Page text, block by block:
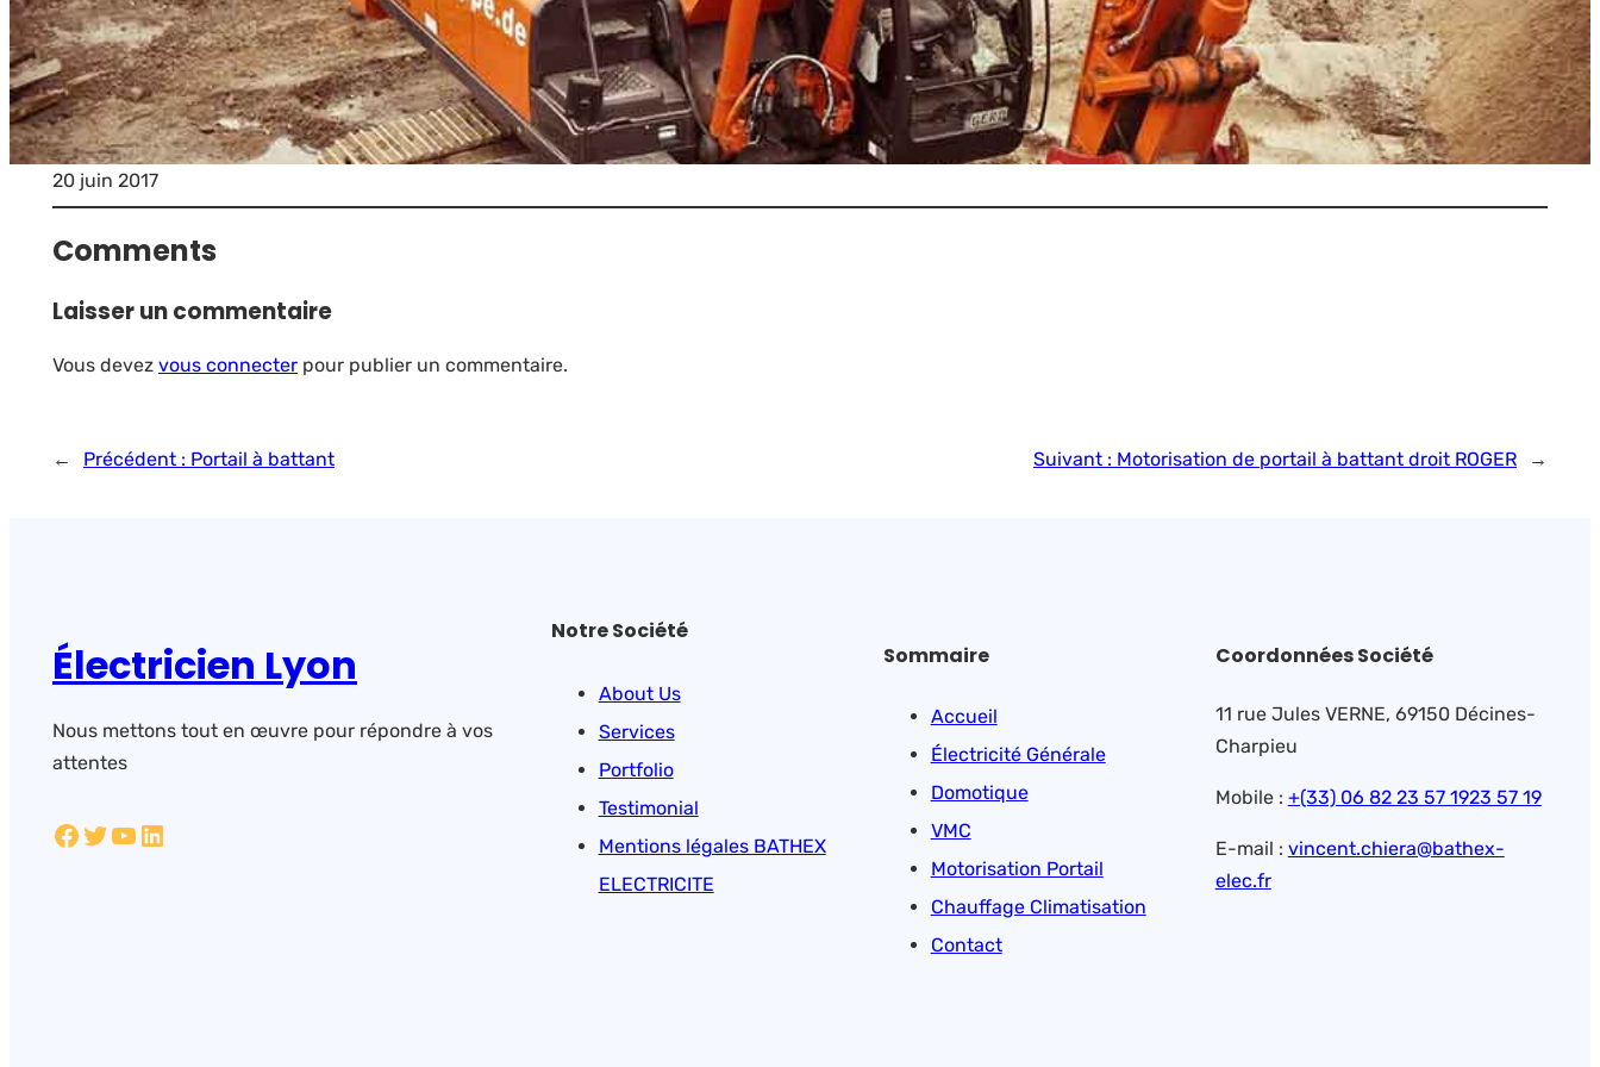
20 juin 2017
Comments
Laisser un commentaire
Vous devez vous connecter pour publier un commentaire.
← Précédent : Portail à battant Suivant : Motorisation de portail à battant droit ROGER →
Électricien Lyon
Nous mettons tout en œuvre pour répondre à vos
attentes
Facebook Twitter YouTube LinkedIn
Notre Société
About Us
Services
Portfolio
Testimonial
Mentions légales BATHEX
ELECTRICITE
Sommaire
Accueil
Électricité Générale
Domotique
VMC
Motorisation Portail
Chauffage Climatisation
Contact
Coordonnées Société
11 rue Jules VERNE, 69150 Décines-
Charpieu
Mobile : +(33) 06 82 23 57 1923 57 19
E-mail : vincent.chiera@bathex-
elec.fr